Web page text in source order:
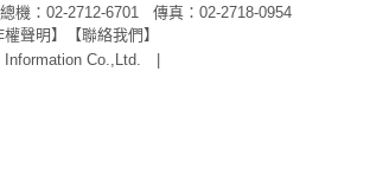
機：02-2712-6701 傳真： 02-2718-0954
權聲明】 【聯絡我們 】
Information Co.,Ltd.